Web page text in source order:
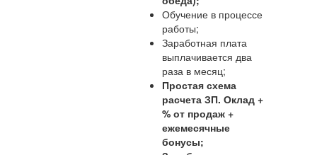
Обучение в процессе
работы;
Заработная плата
выплачивается два
раза в месяц;
Простая схема
расчета ЗП. Оклад +
% от продаж +
ежемесячные
бонусы;